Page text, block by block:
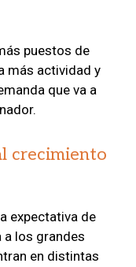
puestos de
más actividad y
que va a
crecimiento
expectativa de
los grandes
en distintas